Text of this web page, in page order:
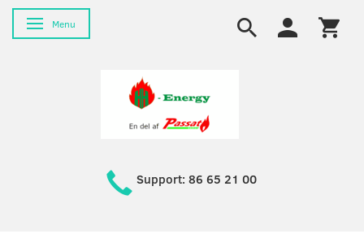
Toggle navigation
Menu
Support: 86 65 21 00